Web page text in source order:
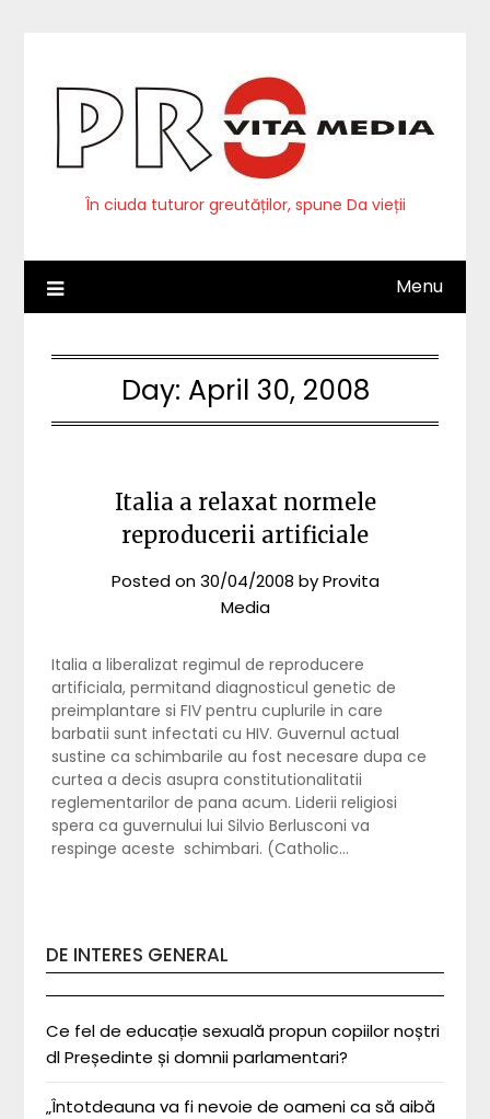
În ciuda tuturor greutăților, spune Da vieții
Menu
Day: April 30, 2008
Italia a relaxat normele
reproducerii artificiale
Posted on30/04/2008 byProvita
Media
Italia a liberalizat regimul de reproducere
artificiala, permitand diagnosticul genetic de
preimplantare si FIV pentru cuplurile in care
barbatii sunt infectati cu HIV. Guvernul actual
sustine ca schimbarile au fost necesare dupa ce
curtea a decis asupra constitutionalitatii
reglementarilor de pana acum. Liderii religiosi
spera ca guvernului lui Silvio Berlusconi va
respinge aceste schimbari. (Catholic…
DE INTERES GENERAL
Ce fel de educație sexuală propun copiilor noștri
dl Președinte și domnii parlamentari?
„Întotdeauna va fi nevoie de oameni ca să aibă